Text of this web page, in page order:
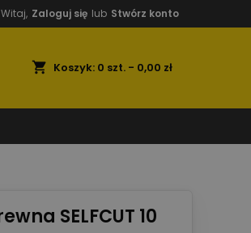
Witaj, Zaloguj się lub Stwórz konto
shopping_cart Koszyk: 0 szt. - 0,00 zł
SELFCUT 10